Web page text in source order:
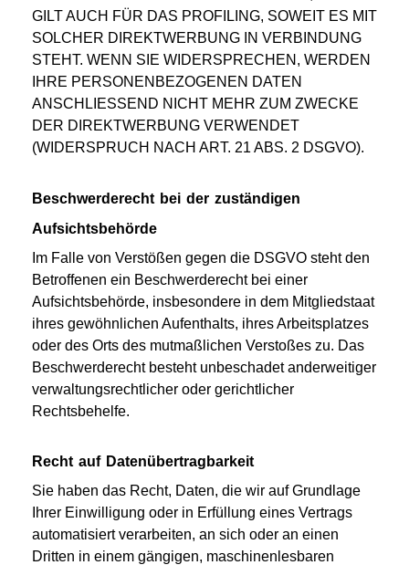
GILT AUCH FÜR DAS PROFILING, SOWEIT ES MIT
SOLCHER DIREKTWERBUNG IN VERBINDUNG
STEHT. WENN SIE WIDERSPRECHEN, WERDEN
IHRE PERSONENBEZOGENEN DATEN
ANSCHLIESSEND NICHT MEHR ZUM ZWECKE
DER DIREKTWERBUNG VERWENDET
(WIDERSPRUCH NACH ART. 21 ABS. 2 DSGVO).
Beschwerderecht bei der zuständigen
Aufsichtsbehörde
Im Falle von Verstößen gegen die DSGVO steht den
Betroffenen ein Beschwerderecht bei einer
Aufsichtsbehörde, insbesondere in dem Mitgliedstaat
ihres gewöhnlichen Aufenthalts, ihres Arbeitsplatzes
oder des Orts des mutmaßlichen Verstoßes zu. Das
Beschwerderecht besteht unbeschadet anderweitiger
verwaltungsrechtlicher oder gerichtlicher
Rechtsbehelfe.
Recht auf Datenübertragbarkeit
Sie haben das Recht, Daten, die wir auf Grundlage
Ihrer Einwilligung oder in Erfüllung eines Vertrags
automatisiert verarbeiten, an sich oder an einen
Dritten in einem gängigen, maschinenlesbaren